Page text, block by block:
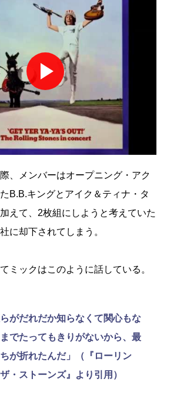
、メンバーはオープニング・アク
B.B.キングとアイク＆ティナ・タ
えて、2枚組にしようと考えていた
に却下されてしまう。
ミックはこのように話している。
らがだれだか知らなくて関心もな
でたってもきりがないから、最
が折れたんだ」（『ローリン
・ストーンズ』より引用）